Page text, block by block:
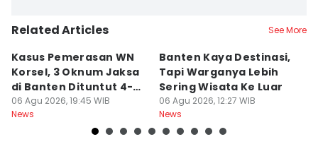
Related Articles See More
Kasus Pemerasan WN
Korsel, 3 Oknum Jaksa
di Banten Dituntut 4-5
Tahun
06 Agu 2026, 19:45 WIB
News
Banten Kaya Destinasi,
Tapi Warganya Lebih
Sering Wisata Ke Luar
06 Agu 2026, 12:27 WIB
News